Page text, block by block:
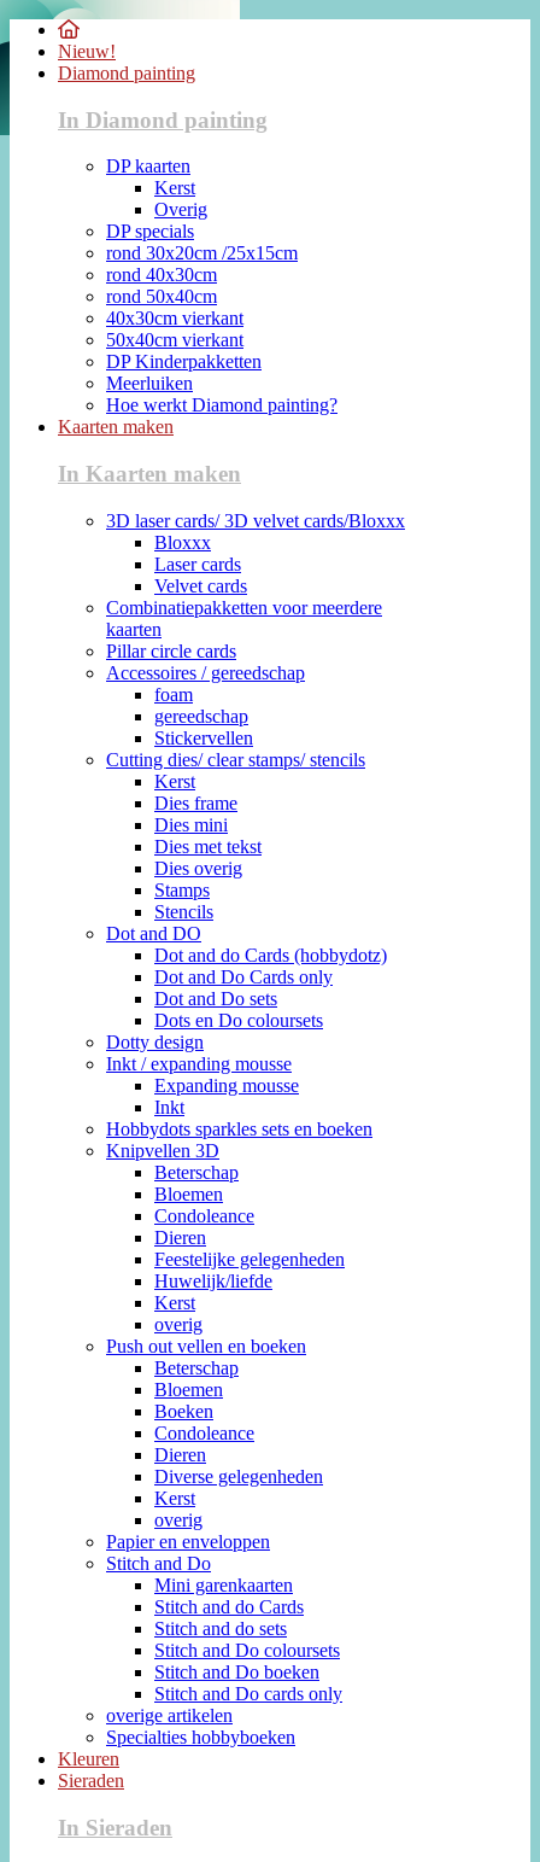
Nieuw!
Diamond painting
In Diamond painting
DP kaarten
Kerst
Overig
DP specials
rond 30x20cm /25x15cm
rond 40x30cm
rond 50x40cm
40x30cm vierkant
50x40cm vierkant
DP Kinderpakketten
Meerluiken
Hoe werkt Diamond painting?
Kaarten maken
In Kaarten maken
3D laser cards/ 3D velvet cards/Bloxxx
Bloxxx
Laser cards
Velvet cards
Combinatiepakketten voor meerdere
kaarten
Pillar circle cards
Accessoires / gereedschap
foam
gereedschap
Stickervellen
Cutting dies/ clear stamps/ stencils
Kerst
Dies frame
Dies mini
Dies met tekst
Dies overig
Stamps
Stencils
Dot and DO
Dot and do Cards (hobbydotz)
Dot and Do Cards only
Dot and Do sets
Dots en Do coloursets
Dotty design
Inkt / expanding mousse
Expanding mousse
Inkt
Hobbydots sparkles sets en boeken
Knipvellen 3D
Beterschap
Bloemen
Condoleance
Dieren
Feestelijke gelegenheden
Huwelijk/liefde
Kerst
overig
Push out vellen en boeken
Beterschap
Bloemen
Boeken
Condoleance
Dieren
Diverse gelegenheden
Kerst
overig
Papier en enveloppen
Stitch and Do
Mini garenkaarten
Stitch and do Cards
Stitch and do sets
Stitch and Do coloursets
Stitch and Do boeken
Stitch and Do cards only
overige artikelen
Specialties hobbyboeken
Kleuren
Sieraden
In Sieraden